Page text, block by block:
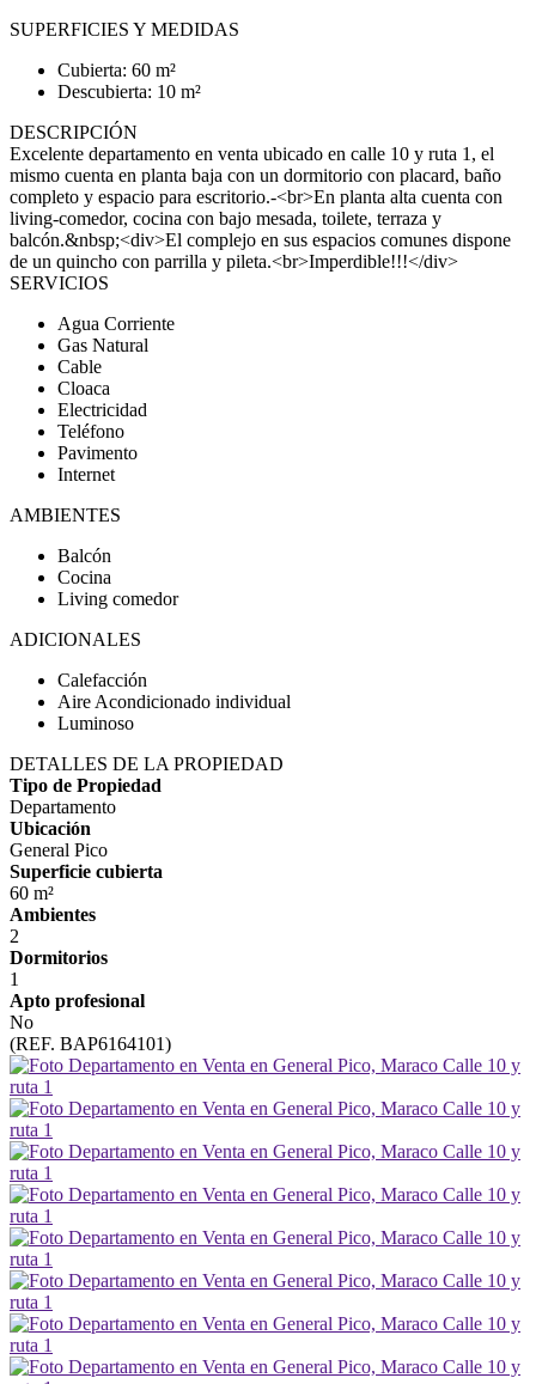
SUPERFICIES Y MEDIDAS
Cubierta: 60 m²
Descubierta: 10 m²
DESCRIPCIÓN
Excelente departamento en venta ubicado en calle 10 y ruta 1, el
mismo cuenta en planta baja con un dormitorio con placard, baño
completo y espacio para escritorio.-<br>En planta alta cuenta con
living-comedor, cocina con bajo mesada, toilete, terraza y
balcón.&nbsp;<div>El complejo en sus espacios comunes dispone
de un quincho con parrilla y pileta.<br>Imperdible!!!</div>
SERVICIOS
Agua Corriente
Gas Natural
Cable
Cloaca
Electricidad
Teléfono
Pavimento
Internet
AMBIENTES
Balcón
Cocina
Living comedor
ADICIONALES
Calefacción
Aire Acondicionado individual
Luminoso
DETALLES DE LA PROPIEDAD
Tipo de Propiedad
Departamento
Ubicación
General Pico
Superficie cubierta
60 m²
Ambientes
2
Dormitorios
1
Apto profesional
No
(REF. BAP6164101)